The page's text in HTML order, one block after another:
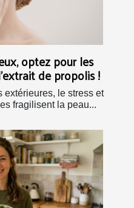
optez pour les
de propolis !
extérieures, le stress et
fragilisent la peau...